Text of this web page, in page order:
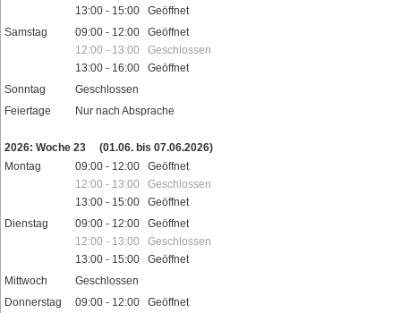
13:00 - 15:00 Geöffnet
Samstag
09:00 - 12:00 Geöffnet
12:00 - 13:00 Geschlossen
13:00 - 16:00 Geöffnet
Sonntag
Geschlossen
Feiertage
Nur nach Absprache
2026: Woche 23
(01.06. bis 07.06.2026)
Montag
09:00 - 12:00 Geöffnet
12:00 - 13:00 Geschlossen
13:00 - 15:00 Geöffnet
Dienstag
09:00 - 12:00 Geöffnet
12:00 - 13:00 Geschlossen
13:00 - 15:00 Geöffnet
Mittwoch
Geschlossen
Donnerstag
09:00 - 12:00 Geöffnet